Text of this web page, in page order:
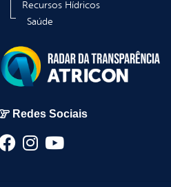
Recursos Hídricos
Saúde
Redes Sociais